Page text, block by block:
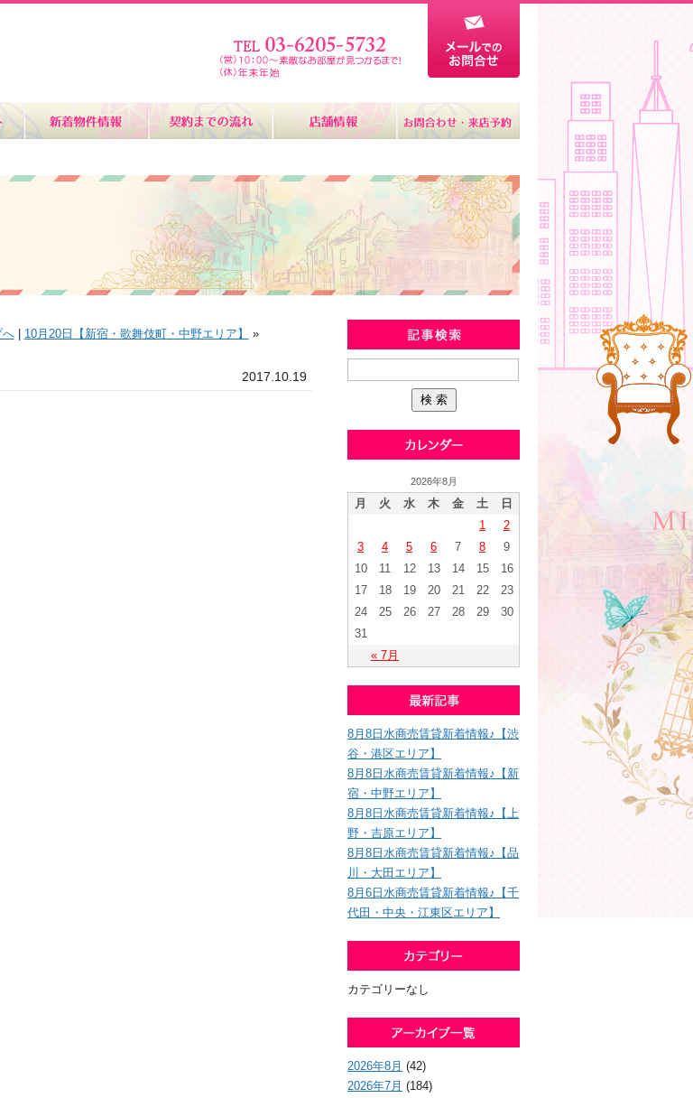
新着物件情報
へ| 10月20日【新宿・歌舞伎町・中野エリア】 »
2017.10.19
2026年8月
月 火 水 木 金 土 日
« 7月
1
2
3
4 5 6 7 8
9
10
11 12 13 14 15
16
17
18 19 20 21 22
23
24
25 26 27 28 29
30
31
8月8日水商売賃貸新着情報♪【渋
谷・港区エリア】
8月8日水商売賃貸新着情報♪【新
宿・中野エリア】
8月8日水商売賃貸新着情報♪【上
野・吉原エリア】
8月8日水商売賃貸新着情報♪【品
川・大田エリア】
8月6日水商売賃貸新着情報♪【千
代田・中央・江東区エリア】
カテゴリーなし
2026年8月 (42)
2026年7月 (184)